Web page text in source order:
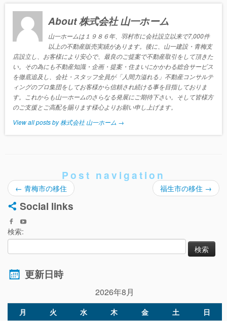
About 株式会社 山一ホーム
山一ホームは１９８６年、羽村市に会社設立以来で7,000件
以上の不動産販売実績があります。後に、山一建設・青梅支
店設立し、お客様により安心で、最良のご提案で不動産取引をして頂きた
い。その為にも不動産知識・企画・提案・住まいにかかわる総合サービス
を徹底追及し、会社・スタッフ全員が「人間力溢れる」不動産コンサルテ
ィングのプロ集団をしてお客様から信頼され続ける事を目指しておりま
す。これからも山一ホームのさらなる発展にご期待下さい。そして皆様方
のご支援とご高配を賜ります様心よりお願い申し上げます。
View all posts by 株式会社 山一ホーム →
Post navigation
← 青梅市の移住 福生市の移住 →
Social links
検索:
更新日時
2026年8月
月 火 水 木 金 土 日